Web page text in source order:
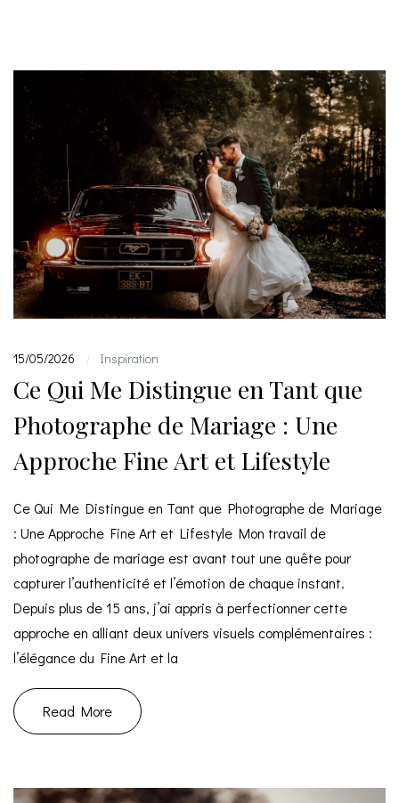
15/05/2026 | Inspiration
Ce Qui Me Distingue en Tant que
Photographe de Mariage : Une
Approche Fine Art et Lifestyle
Ce Qui Me Distingue en Tant que Photographe de Mariage
: Une Approche Fine Art et Lifestyle Mon travail de
photographe de mariage est avant tout une quête pour
capturer l’authenticité et l’émotion de chaque instant.
Depuis plus de 15 ans, j’ai appris à perfectionner cette
approche en alliant deux univers visuels complémentaires :
l’élégance du Fine Art et la
Read More